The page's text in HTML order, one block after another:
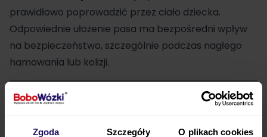
Zgoda Szczegóły O plikach cookies
prawidłowo poprowadzić przez ciało dziecka.
Odpowiednie ułożenie pasa ma bezpośredni wpływ
na bezpieczeństwo, szczególnie podczas nagłego
hamowania lub kolizji.
normy i-Size, co oznacza zgodność z aktualnymi